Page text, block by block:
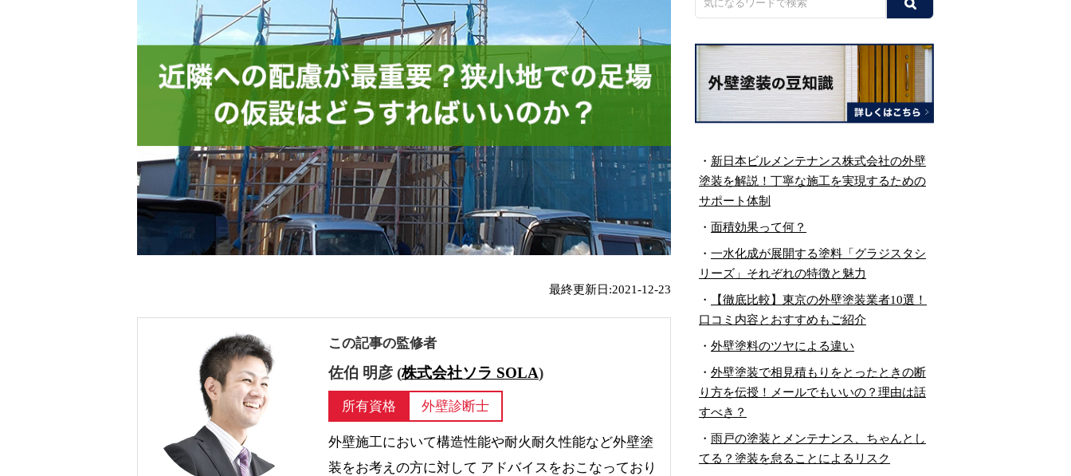
最終更新日:2021-12-23
この記事の監修者
佐伯 明彦 (株式会社ソラ SOLA)
所有資格 外壁診断士
外壁施工において構造性能や耐火耐久性能など外壁塗
装をお考えの方に対して アドバイスをおこなっており
・ 新日本ビルメンテナンス株式会社の外壁
塗装を解説！丁寧な施工を実現するための
サポート体制
・ 面積効果って何？
・ 一水化成が展開する塗料「グラジスタシ
リーズ」それぞれの特徴と魅力
・
【徹底比較】東京の外壁塗装業者10選！
口コミ内容とおすすめもご紹介
・ 外壁塗料のツヤによる違い
・ 外壁塗装で相見積もりをとったときの断
り方を伝授！メールでもいいの？理由は話
すべき？
・ 雨戸の塗装とメンテナンス、ちゃんとし
てる？塗装を怠ることによるリスク